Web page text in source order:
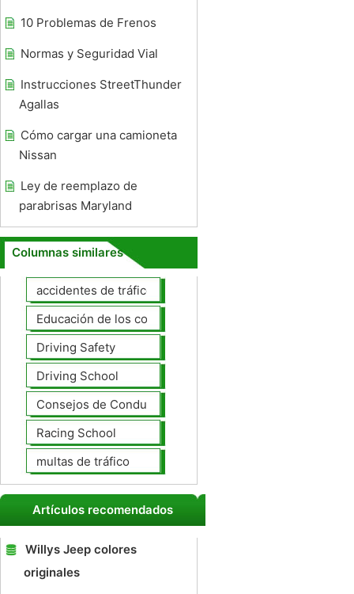
10 Problemas de Frenos
Normas y Seguridad Vial
Instrucciones StreetThunder
Agallas
Cómo cargar una camioneta
Nissan
Ley de reemplazo de
parabrisas Maryland
Columnas similares
accidentes de tráfico
Educación de los conductores
Driving Safety
Driving School
Consejos de Conducción
Racing School
multas de tráfico
Artículos recomendados
Willys Jeep colores
originales